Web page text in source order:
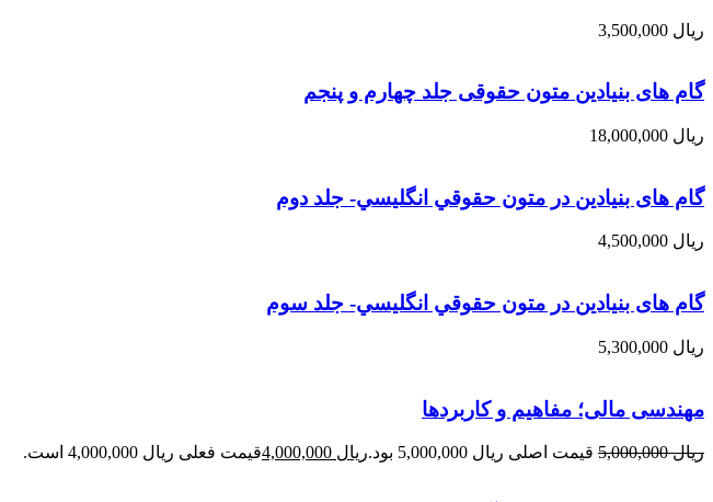
ریال
گام های بنیادین متون حقوقی جلد چهارم و پنجم
ریال
گام های بنیادین در متون حقوقي انگليسي- جلد دوم
ریال
گام های بنیادین در متون حقوقي انگليسي- جلد سوم
ریال
مهندسی مالی؛ مفاهیم و کاربردها
ریال5,000,000 قیمت اصلی ریال 5,000,000 بود. ریال قیمت فعلی ریال 4,000,000 است.